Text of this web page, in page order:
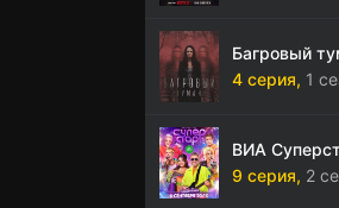
Багровый
4 серия, 1
ВИА
9 серия, 2